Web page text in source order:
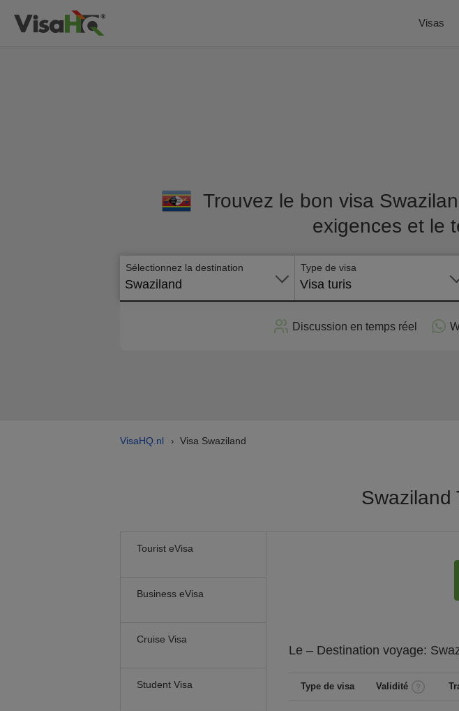
Visas
Trouvez le bon visa
exigences et le
Sélectionnez la destination
Swaziland
Type de visa
Visa turis
Discussion en temps réel
VisaHQ.nl › Visa Swaziland
Swaziland
Tourist eVisa
Business eVisa
Cruise Visa
Student Visa
Le – Destination voyage:
Type de visa Validité